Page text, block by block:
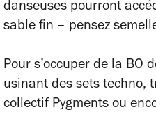
danseuses pourront
sable fin – pensez
Pour s’occuper de la BO
usinant des sets techno,
collectif Pygments ou